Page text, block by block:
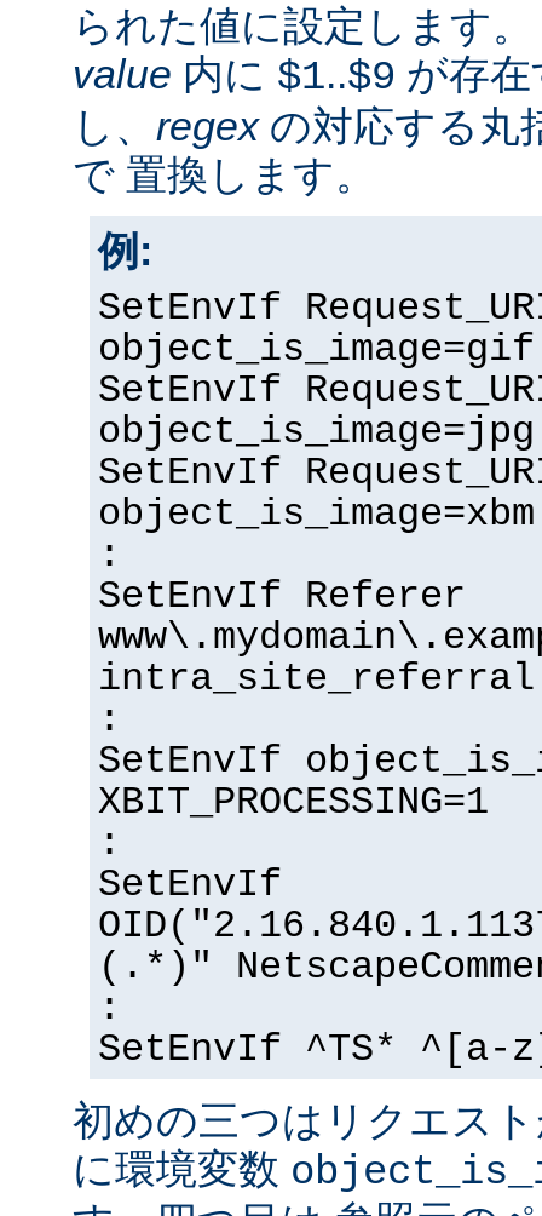
られた値に設定します
value 内に $1..$9 が存
し、 regexの対応する丸
で 置換します。
例:
SetEnvIf
object_is_image=gif
SetEnvIf
object_is_image=jpg
SetEnvIf
object_is_image=xbm
:
SetEnvIf Referer
intra_site_referral
:
SetEnvIf
XBIT_PROCESSING=1
:
SetEnvIf
(.*)"
:
SetEnvIf ^TS* ^[a-
初めの三つはリクエス
に環境変数